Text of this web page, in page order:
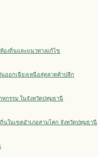
องถิ่นและแนวทางแก้ไข
ออกเฉียงเหนือสู่ตลาดค้าปลีก
หกรรม ในจังหวัดปทุมธานี
นในเขตอำเภอสามโคก จังหวัดปทุมธานี